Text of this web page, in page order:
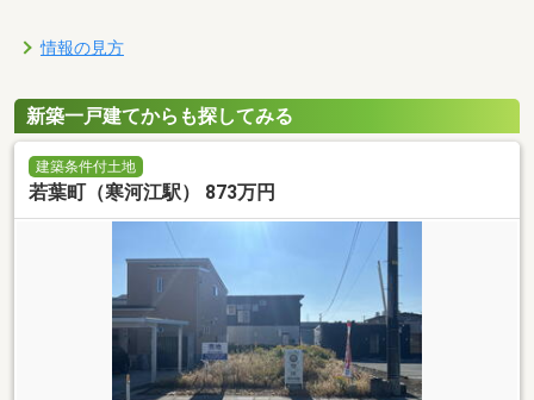
情報の見方
新築一戸建てからも探してみる
建築条件付土地
若葉町（寒河江駅） 873万円